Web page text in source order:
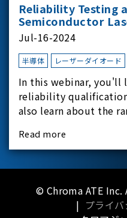
Reliability Testing
Semiconductor
Jul-16-2024
半導体 レーザーダイオード
In this webinar, you'll
reliability
also learn about the
reliability-test-as-a-
Read more
© Chroma ATE Inc.
| プライ